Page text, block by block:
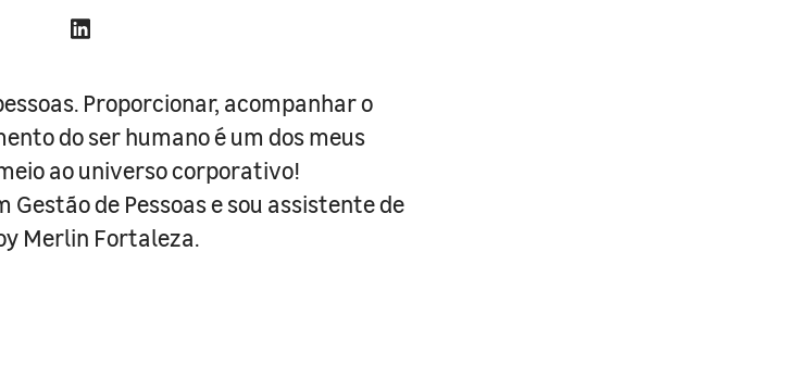
Proporcionar, acompanhar o
do ser humano é um dos meus
ao universo corporativo!
de Pessoas e sou assistente de
Merlin Fortaleza.